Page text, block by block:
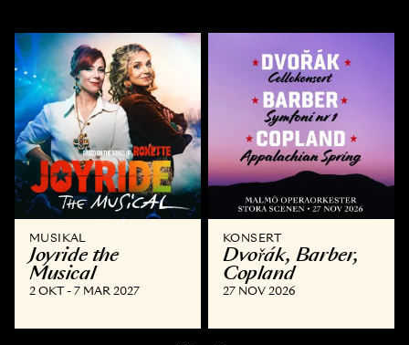
MUSIKAL
Joyride the
Musical
2 OKT - 7 MAR 2027
KONSERT
Dvořák, Barber,
Copland
27 NOV 2026